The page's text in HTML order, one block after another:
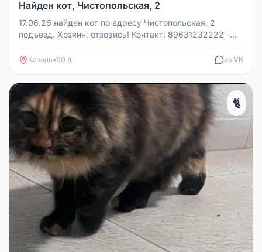
Найден кот, Чистопольская, 2
17.06.26 найден кот по адресу Чистопольская, 2
подъезд. Хозяин, отзовись! Контакт: 89631232222 -
Казань• 50 д из VK
🐈